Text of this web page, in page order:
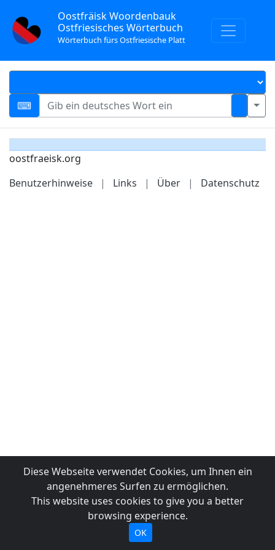
Oostfräisk Woordenbauk
Ostfriesisches Wörterbuch
Wörterbuch fürs Ostfriesische Platt
oostfraeisk.org
Benutzerhinweise
| Links | Über | Datenschutz
Diese Webseite verwendet Cookies, um Ihnen ein
angenehmeres Surfen zu ermöglichen.
This website uses cookies to give you a better
browsing experience.
OK